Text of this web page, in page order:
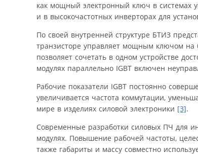
как мощный электронный ключ в системах
и в высокочастотных инверторах для
По своей внутренней структуре БТИЗ
транзисторе управляет мощным ключом на
позволяет сочетать в одном устройстве
модулях параллельно IGBT включен
Рабочие показатели IGBT постоянно
увеличивается частота коммутации,
мире в изделиях силовой электроники [3].
Современные разработки силовых ПЧ для
модулях. Повышение рабочей частоты,
также габариты и массу совместно